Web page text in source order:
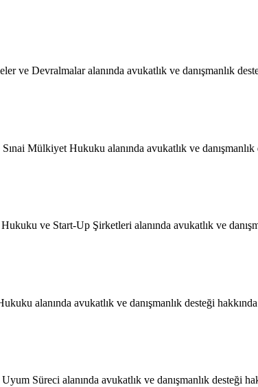
ve Devralmalar alanında avukatlık ve danışmanlık
Mülkiyet Hukuku alanında avukatlık ve
ve Start-Up Şirketleri alanında avukatlık ve
alanında avukatlık ve danışmanlık desteği
Süreci alanında avukatlık ve danışmanlık desteği